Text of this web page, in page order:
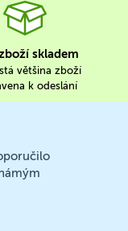
skladem
většina zboží
k odeslání